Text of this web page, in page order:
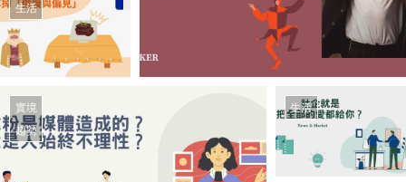
生活
實境
趨勢
生活